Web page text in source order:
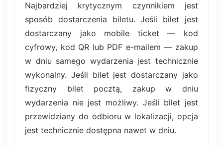
Najbardziej krytycznym czynnikiem jest
sposób dostarczenia biletu. Jeśli bilet jest
dostarczany jako mobile ticket — kod
cyfrowy, kod QR lub PDF e-mailem — zakup
w dniu samego wydarzenia jest technicznie
wykonalny. Jeśli bilet jest dostarczany jako
fizyczny bilet pocztą, zakup w dniu
wydarzenia nie jest możliwy. Jeśli bilet jest
przewidziany do odbioru w lokalizacji, opcja
jest technicznie dostępna nawet w dniu.